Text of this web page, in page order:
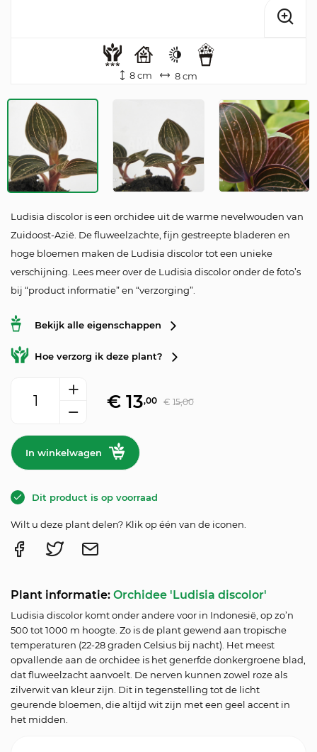
8 cm 8 cm
Ludisia discolor is een orchidee uit de warme nevelwouden van
Zuidoost-Azië. De fluweelzachte, fijn gestreepte bladeren en
hoge bloemen maken de Ludisia discolor tot een unieke
verschijning. Lees meer over de Ludisia discolor onder de foto’s
bij “product informatie” en “verzorging”.
Bekijk alle eigenschappen
Hoe verzorg ik deze plant?
Orchidee 'Ludisia discolor' aantal
€ 13,00 € 15,00
In winkelwagen
Dit product is op voorraad
Wilt u deze plant delen? Klik op één van de iconen.
Plant informatie: Orchidee 'Ludisia discolor'
Ludisia discolor komt onder andere voor in Indonesië, op zo’n
500 tot 1000 m hoogte. Zo is de plant gewend aan tropische
temperaturen (22-28 graden Celsius bij nacht). Het meest
opvallende aan de orchidee is het generfde donkergroene blad,
dat fluweelzacht aanvoelt. De nerven kunnen zowel roze als
zilverwit van kleur zijn. Dit in tegenstelling tot de licht
geurende bloemen, die altijd wit zijn met een geel accent in
het midden.